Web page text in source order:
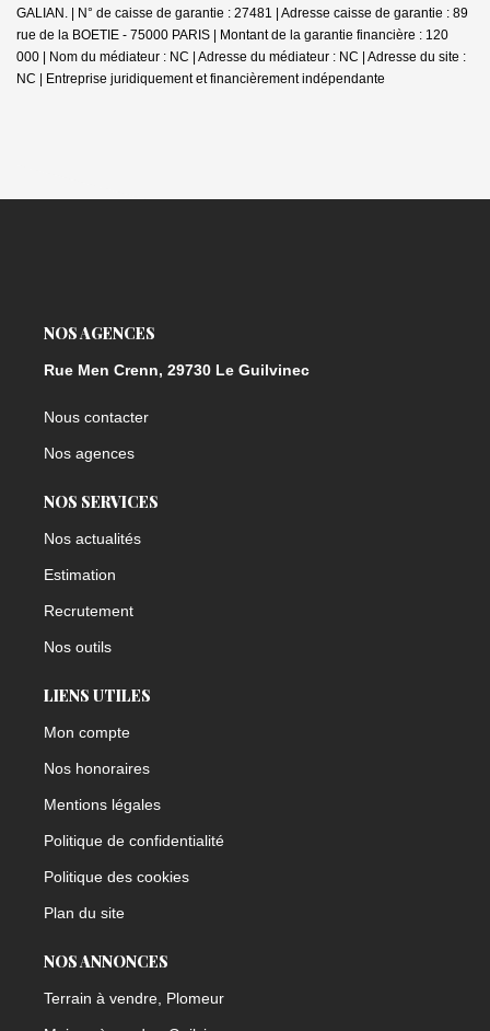
GALIAN. | N° de caisse de garantie : 27481 | Adresse caisse de garantie : 89
rue de la BOETIE - 75000 PARIS | Montant de la garantie financière : 120
000 | Nom du médiateur : NC | Adresse du médiateur : NC | Adresse du site :
NC | Entreprise juridiquement et financièrement indépendante
NOS AGENCES
Rue Men Crenn, 29730 Le Guilvinec
Nous contacter
Nos agences
NOS SERVICES
Nos actualités
Estimation
Recrutement
Nos outils
LIENS UTILES
Mon compte
Nos honoraires
Mentions légales
Politique de confidentialité
Politique des cookies
Plan du site
NOS ANNONCES
Terrain à vendre, Plomeur